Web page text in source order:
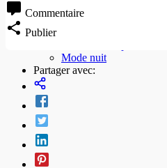
Mode nuit
Commentaire
Publier
Partager avec: